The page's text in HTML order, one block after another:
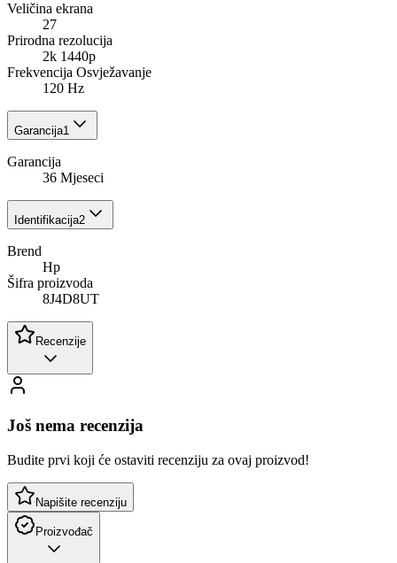
Veličina ekrana
27
Prirodna rezolucija
2k 1440p
Frekvencija Osvježavanje
120 Hz
Garancija1
Garancija
36 Mjeseci
Identifikacija2
Brend
Hp
Šifra proizvoda
8J4D8UT
Recenzije
Još nema recenzija
Budite prvi koji će ostaviti recenziju za ovaj proizvod!
Napišite recenziju
Proizvođač